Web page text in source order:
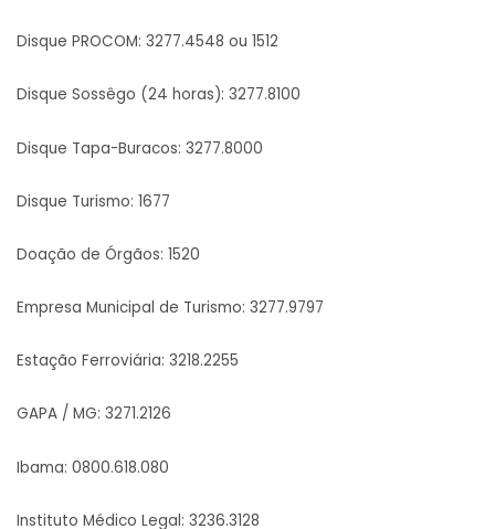
Disque PROCOM: 3277.4548 ou 1512
Disque Sossêgo (24 horas): 3277.8100
Disque Tapa-Buracos: 3277.8000
Disque Turismo: 1677
Doação de Órgãos: 1520
Empresa Municipal de Turismo: 3277.9797
Estação Ferroviária: 3218.2255
GAPA / MG: 3271.2126
Ibama: 0800.618.080
Instituto Médico Legal: 3236.3128